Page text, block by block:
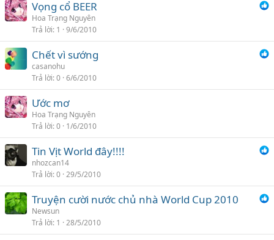
Vọng cổ BEER
Hoa Trạng Nguyên
Trả lời 1 9/6/2010
Chết vì sướng
casanohu
Trả lời 0 6/6/2010
Ước mơ
Hoa Trạng Nguyên
Trả lời 0 1/6/2010
Tin Vịt World đây!!!!
nhozcan14
Trả lời 0 29/5/2010
Truyện cười nước chủ nhà World Cup 2010
Newsun
Trả lời 1 28/5/2010